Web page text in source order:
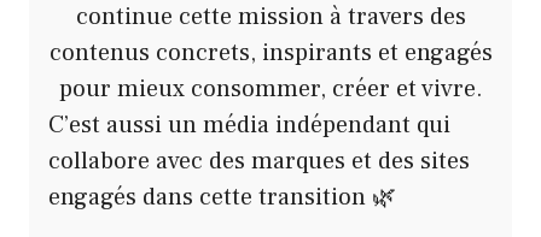
continue cette mission à travers des
contenus concrets, inspirants et engagés
pour mieux consommer, créer et vivre.
C’est aussi un média indépendant qui
collabore avec des marques et des sites
engagés dans cette transition 🌿